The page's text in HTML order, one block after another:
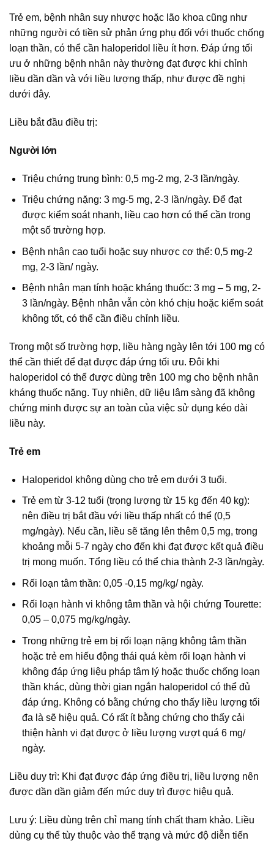
Trẻ em, bệnh nhân suy nhược hoặc lão khoa cũng như
những người có tiền sử phản ứng phụ đối với thuốc chống
loạn thần, có thể cần haloperidol liều ít hơn. Đáp ứng tối
ưu ở những bệnh nhân này thường đạt được khi chỉnh
liều dần dần và với liều lượng thấp, như được đề nghị
dưới đây.
Liều bắt đầu điều trị:
Người lớn
Triệu chứng trung bình: 0,5 mg-2 mg, 2-3 lần/ngày.
Triệu chứng nặng: 3 mg-5 mg, 2-3 lần/ngày. Để đạt
được kiểm soát nhanh, liều cao hơn có thể cần trong
một số trường hợp.
Bệnh nhân cao tuổi hoặc suy nhược cơ thể: 0,5 mg-2
mg, 2-3 lần/ ngày.
Bệnh nhân mạn tính hoặc kháng thuốc: 3 mg – 5 mg, 2-
3 lần/ngày. Bệnh nhân vẫn còn khó chịu hoặc kiểm soát
không tốt, có thể cần điều chỉnh liều.
Trong một số trường hợp, liều hàng ngày lên tới 100 mg có
thể cần thiết để đạt được đáp ứng tối ưu. Đôi khi
haloperidol có thể được dùng trên 100 mg cho bệnh nhân
kháng thuốc nặng. Tuy nhiên, dữ liệu lâm sàng đã không
chứng minh được sự an toàn của việc sử dụng kéo dài
liều này.
Trẻ em
Haloperidol không dùng cho trẻ em dưới 3 tuổi.
Trẻ em từ 3-12 tuổi (trọng lượng từ 15 kg đến 40 kg):
nên điều trị bắt đầu với liều thấp nhất có thể (0,5
mg/ngày). Nếu cần, liều sẽ tăng lên thêm 0,5 mg, trong
khoảng mỗi 5-7 ngày cho đến khi đạt được kết quả điều
trị mong muốn. Tổng liều có thể chia thành 2-3 lần/ngày.
Rối loạn tâm thần: 0,05 -0,15 mg/kg/ ngày.
Rối loạn hành vi không tâm thần và hội chứng Tourette:
0,05 – 0,075 mg/kg/ngày.
Trong những trẻ em bị rối loạn nặng không tâm thần
hoặc trẻ em hiếu động thái quá kèm rối loạn hành vi
không đáp ứng liệu pháp tâm lý hoặc thuốc chống loạn
thần khác, dùng thời gian ngắn haloperidol có thể đủ
đáp ứng. Không có bằng chứng cho thấy liều lượng tối
đa là sẽ hiệu quả. Có rất ít bằng chứng cho thấy cải
thiện hành vi đạt được ở liều lượng vượt quá 6 mg/
ngày.
Liều duy trì: Khi đạt được đáp ứng điều trị, liều lượng nên
được dần dần giảm đến mức duy trì được hiệu quả.
Lưu ý: Liều dùng trên chỉ mang tính chất tham khảo. Liều
dùng cụ thể tùy thuộc vào thể trạng và mức độ diễn tiến